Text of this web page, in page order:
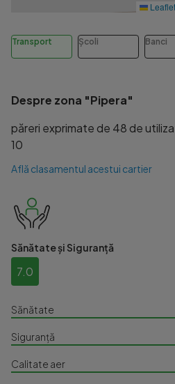
Leaflet
Transport Școli Banci
Despre zona "Pipera"
păreri exprimate de 48 de
10
Află clasamentul acestui cartier
Sănătate și Siguranță
7.0
Sănătate
Siguranță
Calitate aer